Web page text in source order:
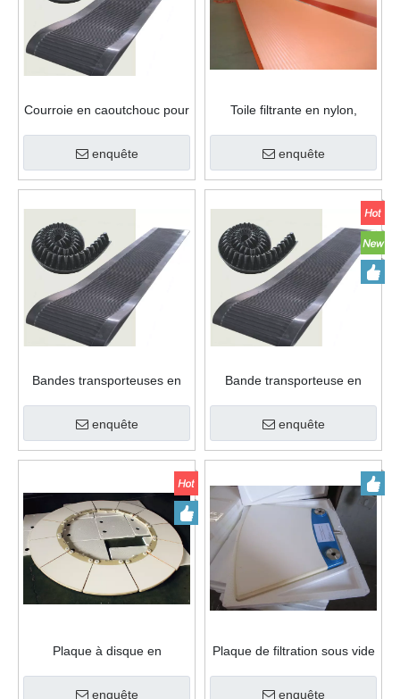
Courroie en caoutchouc pour
enquête
Toile filtrante en nylon,
polyéthylène, PTFE
enquête
Bandes transporteuses en
offre spéciale, pour
sable/mine/broyeur de
pierre/charbon
enquête
Bande transporteuse en
- Prix d'usine compétitif pour
le sable, les mines, les
concasseurs de pierres et le
charbon
enquête
Plaque à disque en
enquête
Plaque de filtration sous vide
enquête